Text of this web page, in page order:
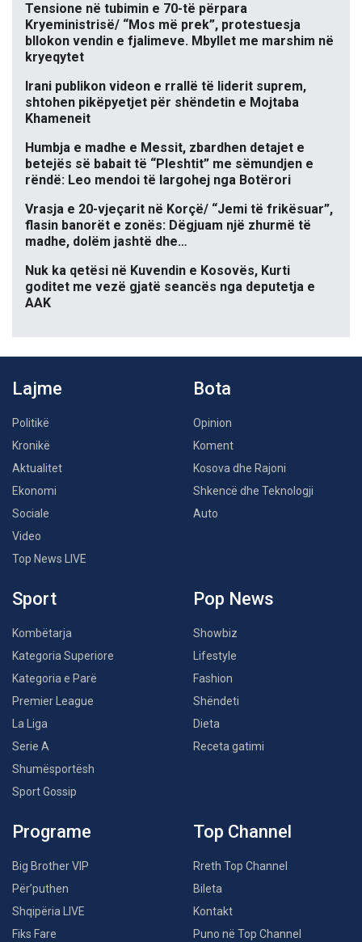
Tensione në tubimin e 70-të përpara
Kryeministrisë/ “Mos më prek”, protestuesja
bllokon vendin e fjalimeve. Mbyllet me marshim në
kryeqytet
Irani publikon videon e rrallë të liderit suprem,
shtohen pikëpyetjet për shëndetin e Mojtaba
Khameneit
Humbja e madhe e Messit, zbardhen detajet e
betejës së babait të “Pleshtit” me sëmundjen e
rëndë: Leo mendoi të largohej nga Botërori
Vrasja e 20-vjeçarit në Korçë/ “Jemi të frikësuar”,
flasin banorët e zonës: Dëgjuam një zhurmë të
madhe, dolëm jashtë dhe…
Nuk ka qetësi në Kuvendin e Kosovës, Kurti
goditet me vezë gjatë seancës nga deputetja e
AAK
Lajme
Politikë
Kronikë
Aktualitet
Ekonomi
Sociale
Video
Top News LIVE
Bota
Opinion
Koment
Kosova dhe Rajoni
Shkencë dhe Teknologji
Auto
Sport
Kombëtarja
Kategoria Superiore
Kategoria e Parë
Premier League
La Liga
Serie A
Shumësportësh
Sport Gossip
Pop News
Showbiz
Lifestyle
Fashion
Shëndeti
Dieta
Receta gatimi
Programe
Big Brother VIP
Për’puthen
Shqipëria LIVE
Fiks Fare
Top Channel
Rreth Top Channel
Bileta
Kontakt
Puno në Top Channel